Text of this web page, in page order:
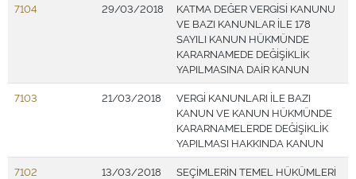
7104 29/03/2018
KATMA DEĞER VERGİSİ KANUNU
VE BAZI KANUNLAR İLE 178
SAYILI KANUN HÜKMÜNDE
KARARNAMEDE DEĞİŞİKLİK
YAPILMASINA DAİR KANUN
7103
21/03/2018
VERGİ KANUNLARI İLE BAZI
KANUN VE KANUN HÜKMÜNDE
KARARNAMELERDE DEĞİŞİKLİK
YAPILMASI HAKKINDA KANUN
7102
13/03/2018
SEÇİMLERİN TEMEL HÜKÜMLERİ